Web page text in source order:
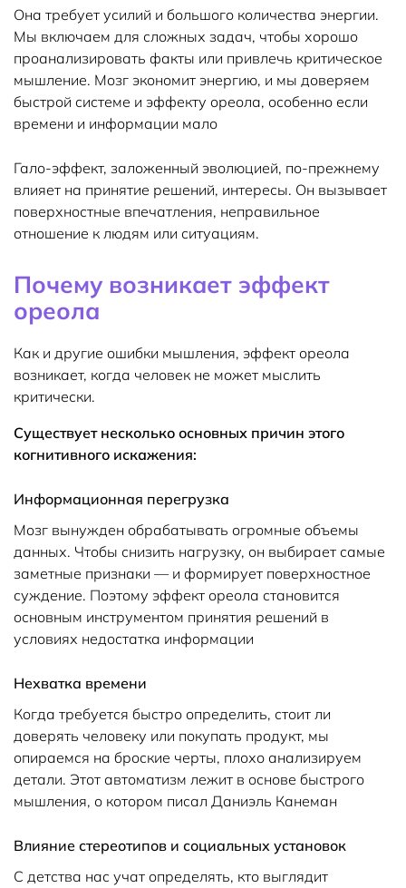
Она требует усилий и большого количества энергии.
Мы включаем для сложных задач, чтобы хорошо
проанализировать факты или привлечь критическое
мышление. Мозг экономит энергию, и мы доверяем
быстрой системе и эффекту ореола, особенно если
времени и информации мало
Гало-эффект, заложенный эволюцией, по-прежнему
влияет на принятие решений, интересы. Он вызывает
поверхностные впечатления, неправильное
отношение к людям или ситуациям.
Почему возникает эффект
ореола
Как и другие ошибки мышления, эффект ореола
возникает, когда человек не может мыслить
критически.
Существует несколько основных причин этого
когнитивного искажения:
Информационная перегрузка
Мозг вынужден обрабатывать огромные объемы
данных. Чтобы снизить нагрузку, он выбирает самые
заметные признаки — и формирует поверхностное
суждение. Поэтому эффект ореола становится
основным инструментом принятия решений в
условиях недостатка информации
Нехватка времени
Когда требуется быстро определить, стоит ли
доверять человеку или покупать продукт, мы
опираемся на броские черты, плохо анализируем
детали. Этот автоматизм лежит в основе быстрого
мышления, о котором писал Даниэль Канеман
Влияние стереотипов и социальных установок
С детства нас учат определять, кто выглядит